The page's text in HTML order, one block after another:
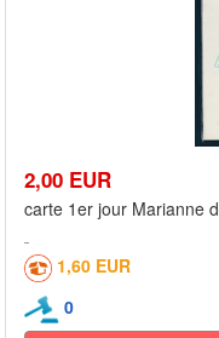
2,00 EUR
carte 1er jour Marianne
1,60 EUR
0